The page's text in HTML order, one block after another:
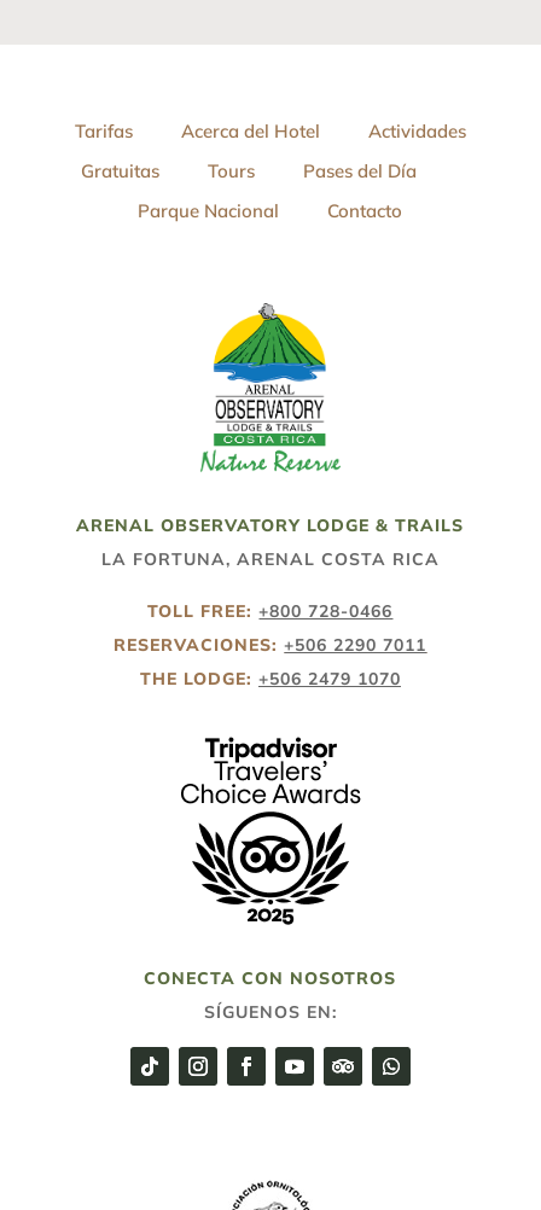
Tarifas Acerca del Hotel
Actividades
Gratuitas
Tours
Pases del Día
Parque Nacional
Contacto
ARENAL OBSERVATORY LODGE & TRAILS
LA FORTUNA, ARENAL COSTA RICA
TOLL FREE:+800 728-0466
RESERVACIONES:+506 2290 7011
THE LODGE: +506 2479 1070
CONECTA CON NOSOTROS
SÍGUENOS EN: